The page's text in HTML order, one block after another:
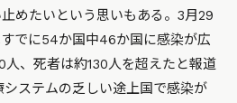
めたいという思いもある。3月29
でに54か国中46か国に感染が広
、死者は約130人を超えたと報道
システムの乏しい途上国で感染が